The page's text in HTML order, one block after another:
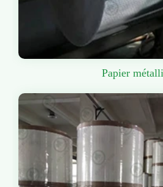
Papier